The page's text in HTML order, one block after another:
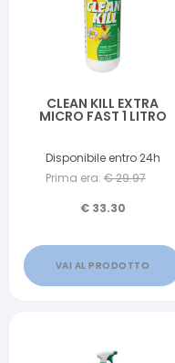
CLEAN KILL EXTRA
MICRO FAST 1 LITRO
Disponibile entro 24h
Prima era: €29.97
€ 33.30
VAI AL PRODOTTO